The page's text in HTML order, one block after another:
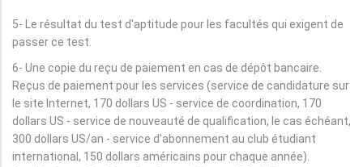
5- Le résultat du test d'aptitude pour les facultés qui exigent de
passer ce test.
6- Une copie du reçu de paiement en cas de dépôt bancaire.
Reçus de paiement pour les services (service de candidature sur
le site Internet, 170 dollars US - service de coordination, 170
dollars US - service de nouveauté de qualification, le cas échéant,
300 dollars US/an - service d'abonnement au club étudiant
international, 150 dollars américains pour chaque année).